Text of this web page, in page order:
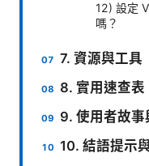
12) 設定
嗎？
7. 資源與工具
8. 實用速查表
9. 使用者故事
10. 結語提示